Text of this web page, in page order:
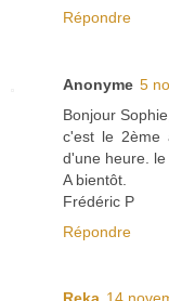
Répondre
Anonyme 5
Bonjour Sophie,
c'est le 2ème
d'une heure. le
A bientôt.
Frédéric P
Répondre